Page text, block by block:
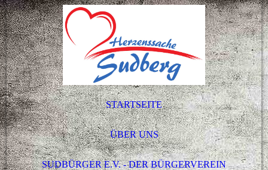
STARTSEITE
ÜBER UNS
SUDBÜRGER E.V. - DER BÜRGERVEREIN